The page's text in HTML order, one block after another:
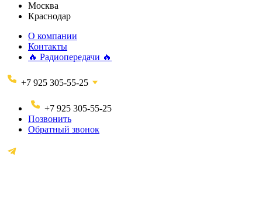
Москва
Краснодар
О компании
Контакты
🔥 Радиопередачи 🔥
+7 925 305-55-25
+7 925 305-55-25
Позвонить
Обратный звонок